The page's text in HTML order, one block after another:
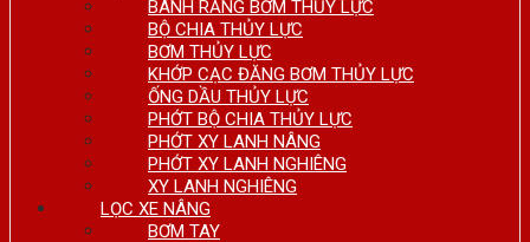
BÁNH RĂNG BƠM THỦY LỰC
BỘ CHIA THỦY LỰC
BƠM THỦY LỰC
KHỚP CẠC ĐĂNG BƠM THỦY LỰC
ỐNG DẦU THỦY LỰC
PHỚT BỘ CHIA THỦY LỰC
PHỚT XY LANH NÂNG
PHỚT XY LANH NGHIÊNG
XY LANH NGHIÊNG
LỌC XE NÂNG
BƠM TAY